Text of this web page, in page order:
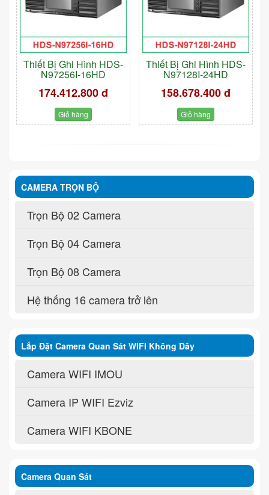
Thiết Bị Ghi Hình HDS-
N97256I-16HD
174.412.800 đ
Giỏ hàng
Thiết Bị Ghi Hình HDS-
N97128I-24HD
158.678.400 đ
Giỏ hàng
CAMERA TRỌN BỘ
Trọn Bộ 02 Camera
Trọn Bộ 04 Camera
Trọn Bộ 08 Camera
Hệ thống 16 camera trở lên
Lắp Đặt Camera Quan Sát WIFI Không Dây
Camera WIFI IMOU
Camera IP WIFI Ezviz
Camera WIFI KBONE
Camera Quan Sát